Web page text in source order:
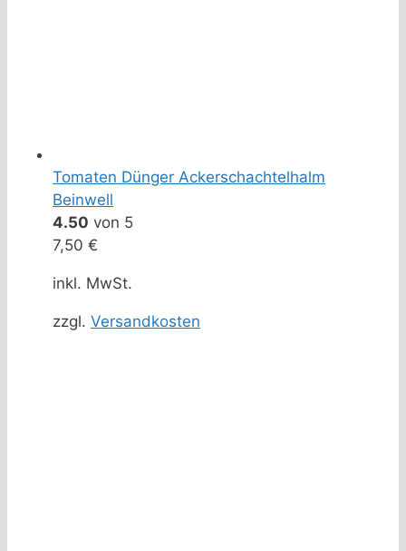
Tomaten Dünger Ackerschachtelhalm
Beinwell
4.50 von 5
7,50 €
inkl. MwSt.
zzgl. Versandkosten